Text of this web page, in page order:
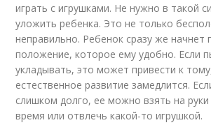
играть с игрушками. Не нужно в такой
уложить ребенка. Это не только
неправильно. Ребенок сразу же начнет
положение, которое ему удобно. Если
укладывать, это может привести к
естественное развитие замедлится.
слишком долго, ее можно взять на
время или отвлечь какой-то игрушкой.